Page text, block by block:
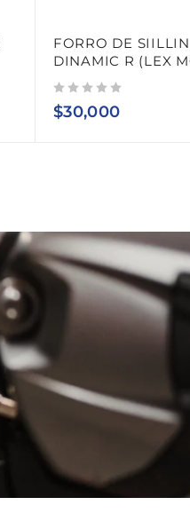
FORRO DE
DINAMIC R (LEX
$30,000